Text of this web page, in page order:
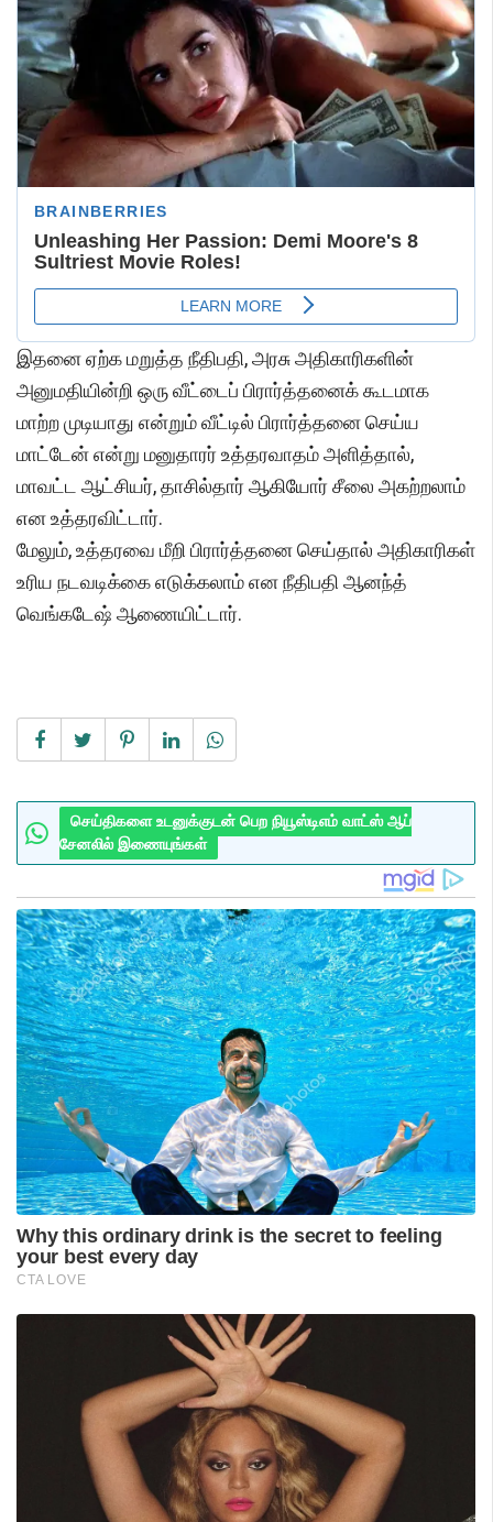
இதனை ஏற்க மறுத்த நீதிபதி, அரசு அதிகாரிகளின்
அனுமதியின்றி ஒரு வீட்டைப் பிரார்த்தனைக் கூடமாக
மாற்ற முடியாது என்றும் வீட்டில் பிரார்த்தனை செய்ய
மாட்டேன் என்று மனுதாரர் உத்தரவாதம் அளித்தால்,
மாவட்ட ஆட்சியர், தாசில்தார் ஆகியோர் சீலை அகற்றலாம்
என உத்தரவிட்டார்.
மேலும், உத்தரவை மீறி பிரார்த்தனை செய்தால் அதிகாரிகள்
உரிய நடவடிக்கை எடுக்கலாம் என நீதிபதி ஆனந்த்
வெங்கடேஷ் ஆணையிட்டார்.
செய்திகளை உடனுக்குடன் பெற நியூஸ்டிஎம் வாட்ஸ் ஆப்
சேனலில் இணையுங்கள்